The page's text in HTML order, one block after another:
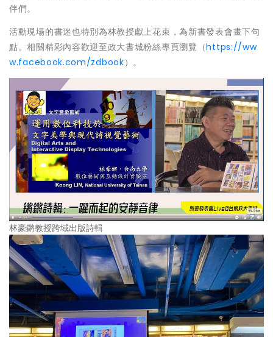
伴們。
活動現場的書迷也特別為林教授獻上花束，為新書發表會畫下句
點。相關精彩內容歡迎至政大書城粉絲專頁瀏覽（https://ww
w.facebook.com/zdbook）。
林豪鏘教授跨域出版詩輯